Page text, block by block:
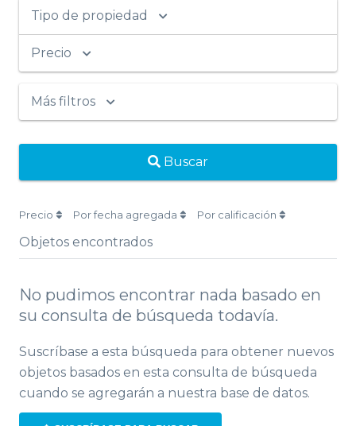
Tipo de propiedad
Precio
Más filtros
Buscar
Precio Por fecha agregada Por calificación
Objetos encontrados
No pudimos encontrar nada basado en
su consulta de búsqueda todavía.
Suscríbase a esta búsqueda para obtener nuevos
objetos basados ​​en esta consulta de búsqueda
cuando se agregarán a nuestra base de datos.